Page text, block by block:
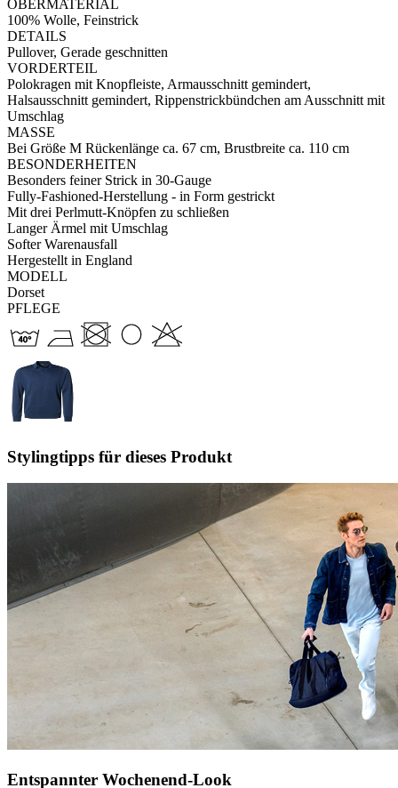
OBERMATERIAL
100% Wolle, Feinstrick
DETAILS
Pullover, Gerade geschnitten
VORDERTEIL
Polokragen mit Knopfleiste, Armausschnitt gemindert,
Halsausschnitt gemindert, Rippenstrickbündchen am Ausschnitt mit
Umschlag
MASSE
Bei Größe M Rückenlänge ca. 67 cm, Brustbreite ca. 110 cm
BESONDERHEITEN
Besonders feiner Strick in 30-Gauge
Fully-Fashioned-Herstellung - in Form gestrickt
Mit drei Perlmutt-Knöpfen zu schließen
Langer Ärmel mit Umschlag
Softer Warenausfall
Hergestellt in England
MODELL
Dorset
PFLEGE
Stylingtipps für dieses Produkt
Entspannter Wochenend-Look